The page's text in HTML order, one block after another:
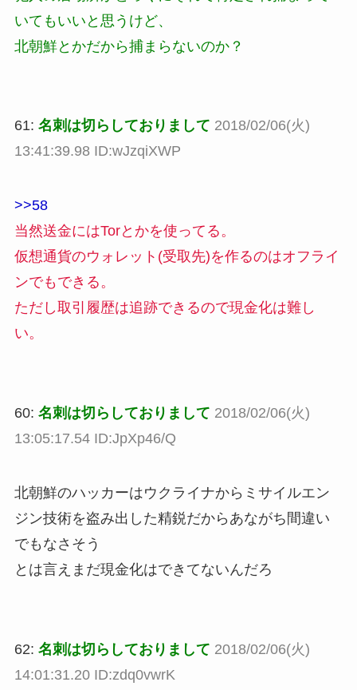
いてもいいと思うけど、
北朝鮮とかだから捕まらないのか？
61: 名刺は切らしておりまして 2018/02/06(火)
13:41:39.98 ID:wJzqiXWP
>>58
当然送金にはTorとかを使ってる。
仮想通貨のウォレット(受取先)を作るのはオフライ
ンでもできる。
ただし取引履歴は追跡できるので現金化は難し
い。
60: 名刺は切らしておりまして 2018/02/06(火)
13:05:17.54 ID:JpXp46/Q
北朝鮮のハッカーはウクライナからミサイルエン
ジン技術を盗み出した精鋭だからあながち間違い
でもなさそう
とは言えまだ現金化はできてないんだろ
62: 名刺は切らしておりまして 2018/02/06(火)
14:01:31.20 ID:zdq0vwrK